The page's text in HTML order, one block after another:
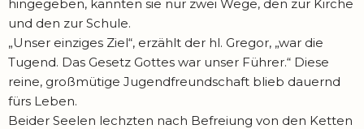
hingegeben, kannten sie nur zwei Wege, den zur Kirche
und den zur Schule.
„Unser einziges Ziel“, erzählt der hl. Gregor, „war die
Tugend. Das Gesetz Gottes war unser Führer.“ Diese
reine, großmütige Jugendfreundschaft blieb dauernd
fürs Leben.
Beider Seelen lechzten nach Befreiung von den Ketten